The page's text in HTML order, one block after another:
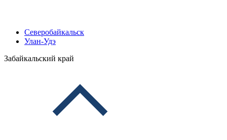
Северобайкальск
Улан-Удэ
Забайкальский край